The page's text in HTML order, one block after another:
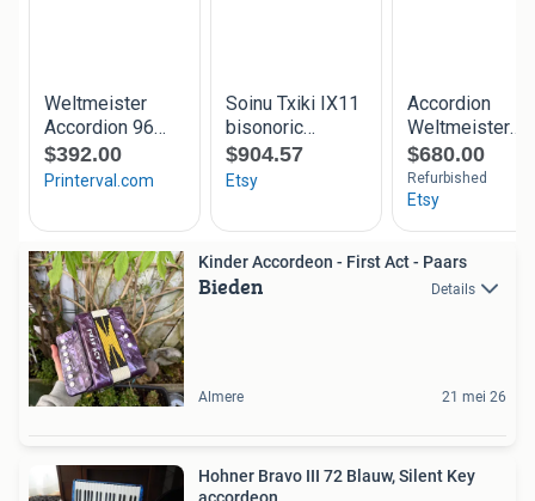
Kinder Accordeon - First Act - Paars
Bieden Details
Almere 21 mei 26
Hohner Bravo III 72 Blauw, Silent Key